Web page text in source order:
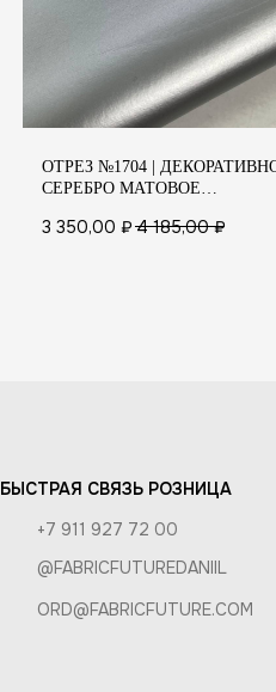
ОТРЕЗ №1704 |
СЕРЕБРО МАТОВОЕ
3 350,00 ₽ 4 185,00 ₽
БЫСТРАЯ СВЯЗЬ РОЗНИЦА
+7 911 927 72 00
@FABRICFUTUREDANIIL
ORD@FABRICFUTURE.COM